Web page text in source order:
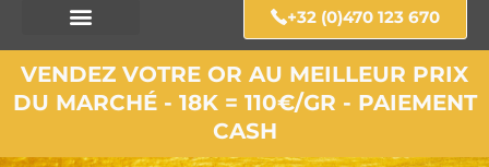
+32 (0)470 123 670
VENDEZ VOTRE OR AU MEILLEUR PRIX
DU MARCHÉ - 18K = 110€/GR - PAIEMENT
CASH